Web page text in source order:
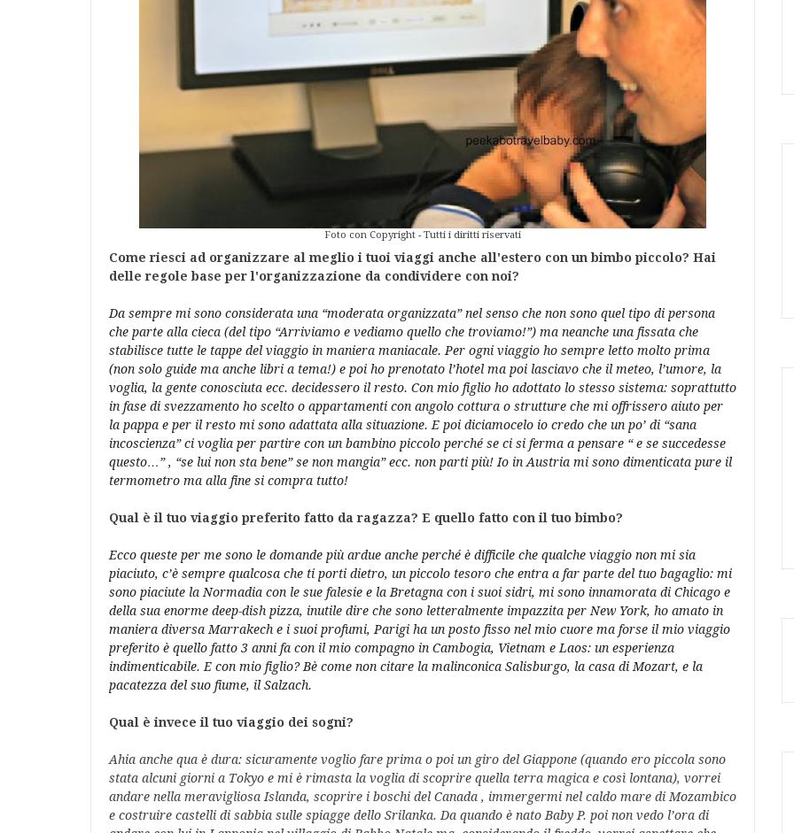
Foto con Copyright - Tutti i diritti riservati
Come riesci ad organizzare al meglio i tuoi viaggi anche all'estero con un bimbo piccolo? Hai
delle regole base per l'organizzazione da condividere con noi?
Da sempre mi sono considerata una “moderata organizzata” nel senso che non sono quel tipo di persona
che parte alla cieca (del tipo “Arriviamo e vediamo quello che troviamo!”) ma neanche una fissata che
stabilisce tutte le tappe del viaggio in maniera maniacale. Per ogni viaggio ho sempre letto molto prima
(non solo guide ma anche libri a tema!) e poi ho prenotato l’hotel ma poi lasciavo che il meteo, l’umore, la
voglia, la gente conosciuta ecc. decidessero il resto. Con mio figlio ho adottato lo stesso sistema: soprattutto
in fase di svezzamento ho scelto o appartamenti con angolo cottura o strutture che mi offrissero aiuto per
la pappa e per il resto mi sono adattata alla situazione. E poi diciamocelo io credo che un po’ di “sana
incoscienza” ci voglia per partire con un bambino piccolo perché se ci si ferma a pensare “ e se succedesse
questo…” , “se lui non sta bene” se non mangia” ecc. non parti più! Io in Austria mi sono dimenticata pure il
termometro ma alla fine si compra tutto!
Qual è il tuo viaggio preferito fatto da ragazza? E quello fatto con il tuo bimbo?
Ecco queste per me sono le domande più ardue anche perché è difficile che qualche viaggio non mi sia
piaciuto, c’è sempre qualcosa che ti porti dietro, un piccolo tesoro che entra a far parte del tuo bagaglio: mi
sono piaciute la Normadia con le sue falesie e la Bretagna con i suoi sidri, mi sono innamorata di Chicago e
della sua enorme deep-dish pizza, inutile dire che sono letteralmente impazzita per New York, ho amato in
maniera diversa Marrakech e i suoi profumi, Parigi ha un posto fisso nel mio cuore ma forse il mio viaggio
preferito è quello fatto 3 anni fa con il mio compagno in Cambogia, Vietnam e Laos: un esperienza
indimenticabile. E con mio figlio? Bè come non citare la malinconica Salisburgo, la casa di Mozart, e la
pacatezza del suo fiume, il Salzach.
Qual è invece il tuo viaggio dei sogni?
Ahia anche qua è dura: sicuramente voglio fare prima o poi un giro del Giappone (quando ero piccola sono
stata alcuni giorni a Tokyo e mi è rimasta la voglia di scoprire quella terra magica e così lontana), vorrei
andare nella meravigliosa Islanda, scoprire i boschi del Canada , immergermi nel caldo mare di Mozambico
e costruire castelli di sabbia sulle spiagge dello Srilanka. Da quando è nato Baby P. poi non vedo l’ora di